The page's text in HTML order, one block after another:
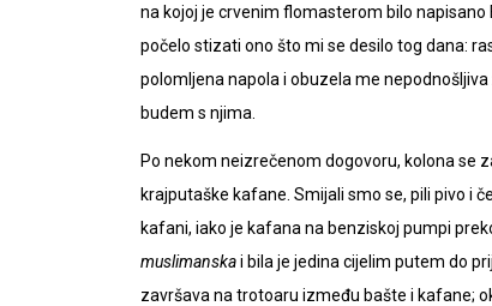
na kojoj je crvenim flomasterom bilo
počelo stizati ono što mi se desilo tog dana:
polomljena napola i obuzela me
budem s njima.
Po nekom neizrečenom dogovoru, kolona se
krajputaške kafane. Smijali smo se, pili pivo i
kafani, iako je kafana na benziskoj pumpi
muslimanskai bila je jedina cijelim putem do
završava na trotoaru između bašte i kafane;